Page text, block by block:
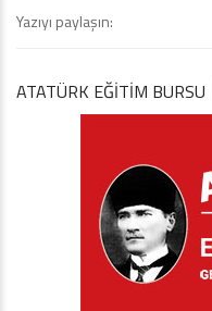
Yazıyı paylaşın:
ATATÜRK EĞITIM BURSU